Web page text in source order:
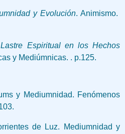
y Evolución. Animismo.
Lastre Espiritual en losHechos
y Mediúmnicas. . p.125.
y Mediumnidad. Fenómenos
de Luz.
Mediumnidad y